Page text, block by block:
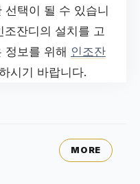
선택이 될 수 있습니
잔디의 설치를 고
정보를 위해 인조잔
시기 바랍니다.
MORE